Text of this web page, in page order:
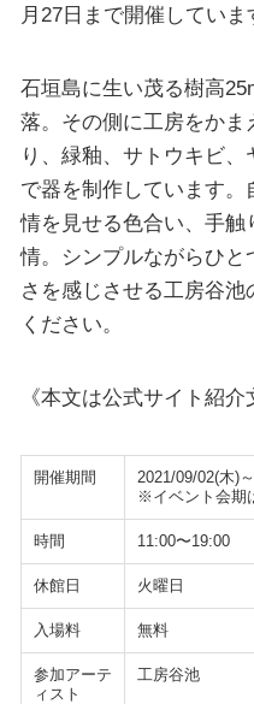
月27日まで開催していま
石垣島に生い茂る樹高
落。その側に工房をか
り、緑釉、サトウキビ
で器を制作しています
情を見せる色合い、手
情。シンプルながらひ
さを感じさせる工房谷
ください。
《本文は公式サイト紹
開催期間
2021/09/02(木)
※イベント会期
時間 11:00〜19:00
休館日 火曜日
入場料 無料
参加アーテ
ィスト
工房谷池